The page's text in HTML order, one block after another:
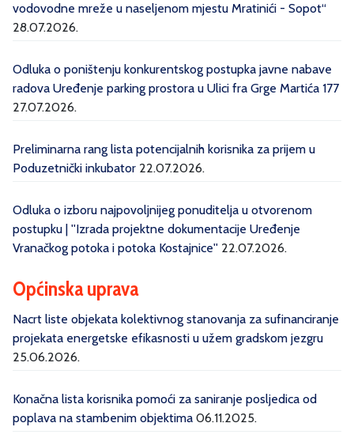
vodovodne mreže u naseljenom mjestu Mratinići - Sopot“
28.07.2026.
Odluka o poništenju konkurentskog postupka javne nabave
radova Uređenje parking prostora u Ulici fra Grge Martića 177
27.07.2026.
Preliminarna rang lista potencijalnih korisnika za prijem u
Poduzetnički inkubator 22.07.2026.
Odluka o izboru najpovoljnijeg ponuditelja u otvorenom
postupku | ''Izrada projektne dokumentacije Uređenje
Vranačkog potoka i potoka Kostajnice'' 22.07.2026.
Općinska uprava
Nacrt liste objekata kolektivnog stanovanja za sufinanciranje
projekata energetske efikasnosti u užem gradskom jezgru
25.06.2026.
Konačna lista korisnika pomoći za saniranje posljedica od
poplava na stambenim objektima 06.11.2025.